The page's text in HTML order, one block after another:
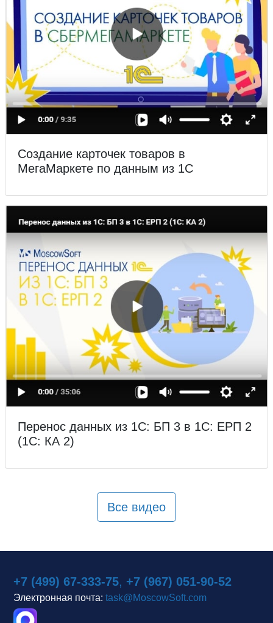
Создание карточек товаров в
МегаМаркете по данным из 1С
Перенос данных из 1С: БП 3 в 1С: ЕРП 2
(1С: КА 2)
Все видео
+7 (499) 67-333-75, +7 (967) 051-90-52
Электронная почта: task@MoscowSoft.com